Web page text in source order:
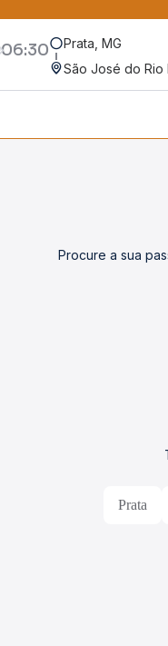
06:30
Prata, MG
São José do Rio
Procure a sua
Prata